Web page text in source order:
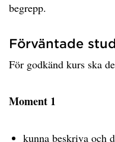
begrepp.
Förväntade
För godkänd kurs ska
Moment 1
kunna beskriva och